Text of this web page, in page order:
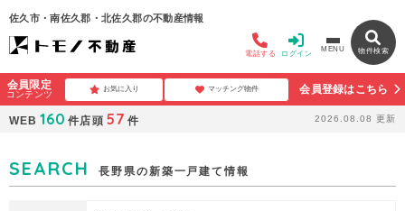
佐久市・南佐久郡・北佐久郡の不動産情報
電話する ログイン
MENU 物件検索
会員限定
コンテンツ
お気に入り マッチング物件 会員登録はこちら
WEB 160 件店頭 57 件 2026.08.08 更新
SEARCH 長野県の新築一戸建て情報